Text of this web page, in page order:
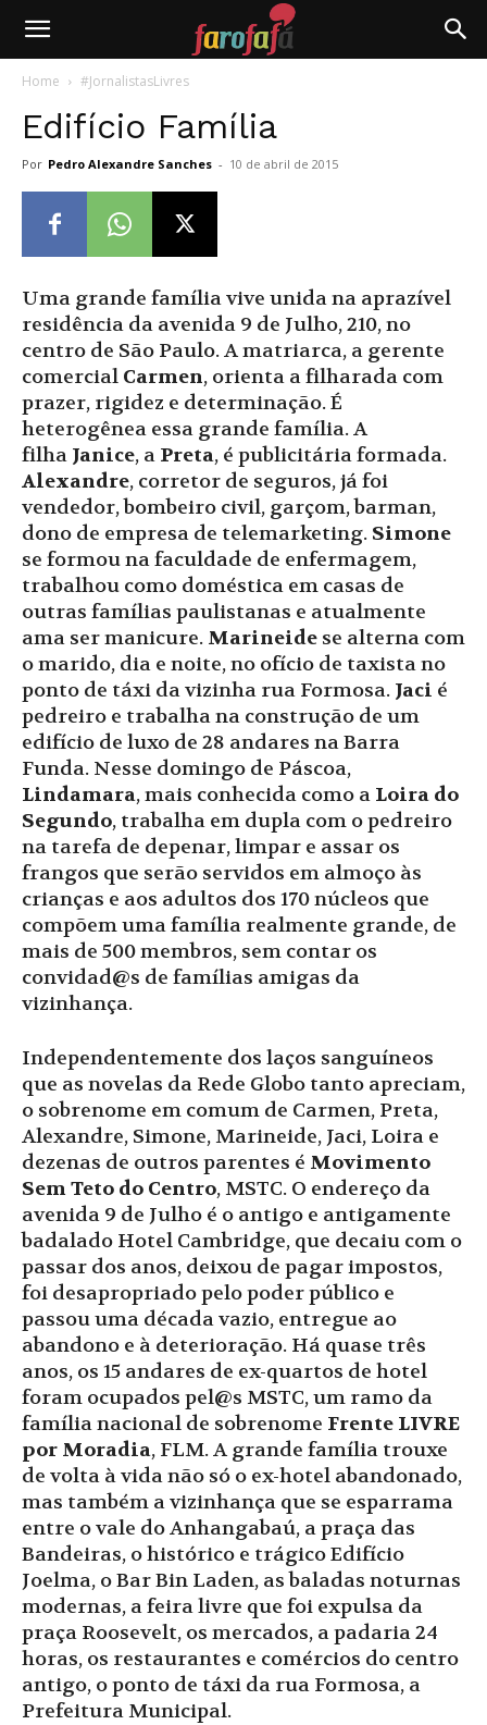
Farofafá
Home #JornalistasLivres
Edifício Família
Por Pedro Alexandre Sanches - 10 de abril de 2015
Uma grande família vive unida na aprazível
residência da avenida 9 de Julho, 210, no
centro de São Paulo. A matriarca, a gerente
comercial Carmen, orienta a filharada com
prazer, rigidez e determinação. É
heterogênea essa grande família. A
filha Janice, a Preta, é publicitária formada.
Alexandre, corretor de seguros, já foi
vendedor, bombeiro civil, garçom, barman,
dono de empresa de telemarketing. Simone
se formou na faculdade de enfermagem,
trabalhou como doméstica em casas de
outras famílias paulistanas e atualmente
ama ser manicure. Marineide se alterna com
o marido, dia e noite, no ofício de taxista no
ponto de táxi da vizinha rua Formosa. Jaci é
pedreiro e trabalha na construção de um
edifício de luxo de 28 andares na Barra
Funda. Nesse domingo de Páscoa,
Lindamara, mais conhecida como a Loira do
Segundo, trabalha em dupla com o pedreiro
na tarefa de depenar, limpar e assar os
frangos que serão servidos em almoço às
crianças e aos adultos dos 170 núcleos que
compõem uma família realmente grande, de
mais de 500 membros, sem contar os
convidad@s de famílias amigas da
vizinhança.
Independentemente dos laços sanguíneos
que as novelas da Rede Globo tanto apreciam,
o sobrenome em comum de Carmen, Preta,
Alexandre, Simone, Marineide, Jaci, Loira e
dezenas de outros parentes é Movimento
Sem Teto do Centro, MSTC. O endereço da
avenida 9 de Julho é o antigo e antigamente
badalado Hotel Cambridge, que decaiu com o
passar dos anos, deixou de pagar impostos,
foi desapropriado pelo poder público e
passou uma década vazio, entregue ao
abandono e à deterioração. Há quase três
anos, os 15 andares de ex-quartos de hotel
foram ocupados pel@s MSTC, um ramo da
família nacional de sobrenome Frente LIVRE
por Moradia, FLM. A grande família trouxe
de volta à vida não só o ex-hotel abandonado,
mas também a vizinhança que se esparrama
entre o vale do Anhangabaú, a praça das
Bandeiras, o histórico e trágico Edifício
Joelma, o Bar Bin Laden, as baladas noturnas
modernas, a feira livre que foi expulsa da
praça Roosevelt, os mercados, a padaria 24
horas, os restaurantes e comércios do centro
antigo, o ponto de táxi da rua Formosa, a
Prefeitura Municipal.